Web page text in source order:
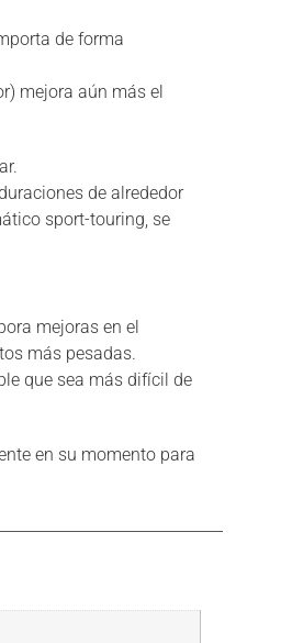
de forma
mejora aún más el
de alrededor
sport-touring, se
mejoras en el
más pesadas.
que sea más difícil de
en su momento para